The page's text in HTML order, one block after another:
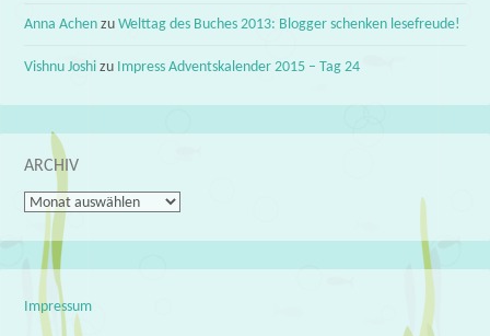
Anna Achen zuWelttag des Buches 2013: Blogger schenken lesefreude!
Vishnu Joshi zu Impress Adventskalender 2015 – Tag 24
ARCHIV
Archiv
Impressum